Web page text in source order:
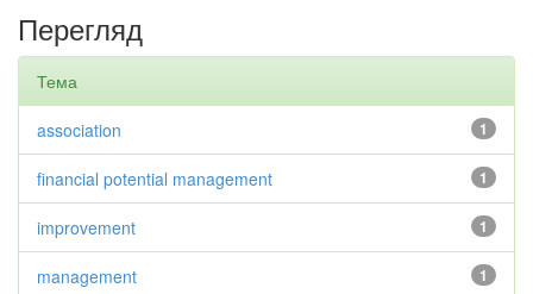
Перегляд
Тема
1
association
1
financial potential management
1
improvement
1
management